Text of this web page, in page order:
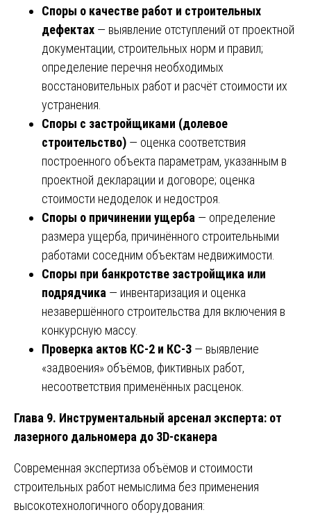
Споры о качестве работ и строительных
дефектах — выявление отступлений от проектной
документации, строительных норм и правил;
определение перечня необходимых
восстановительных работ и расчёт стоимости их
устранения.
Споры с застройщиками (долевое
строительство) — оценка соответствия
построенного объекта параметрам, указанным в
проектной декларации и договоре; оценка
стоимости недоделок и недостроя.
Споры о причинении ущерба — определение
размера ущерба, причинённого строительными
работами соседним объектам недвижимости.
Споры при банкротстве застройщика или
подрядчика — инвентаризация и оценка
незавершённого строительства для включения в
конкурсную массу.
Проверка актов КС-2 и КС-3 — выявление
«задвоения» объёмов, фиктивных работ,
несоответствия применённых расценок.
Глава 9. Инструментальный арсенал эксперта: от
лазерного дальномера до 3D-сканера
Современная экспертиза объёмов и стоимости
строительных работ немыслима без применения
высокотехнологичного оборудования: